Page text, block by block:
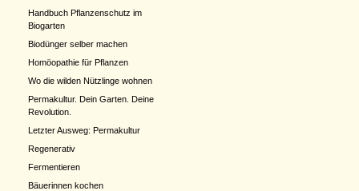
Handbuch Pflanzenschutz im
Biogarten
Biodünger selber machen
Homöopathie für Pflanzen
Wo die wilden Nützlinge wohnen
Permakultur. Dein Garten. Deine
Revolution.
Letzter Ausweg: Permakultur
Regenerativ
Fermentieren
Bäuerinnen kochen